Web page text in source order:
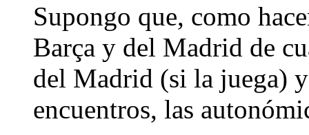
Supongo que, como
Barça y del Madrid de
del Madrid (si la juega)
encuentros, las